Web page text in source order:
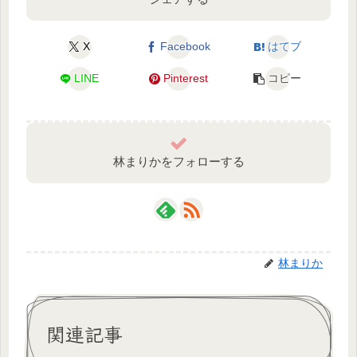
X Facebook はてブ
LINE Pinterest コピー
林まりかをフォローする
林まりか
関連記事